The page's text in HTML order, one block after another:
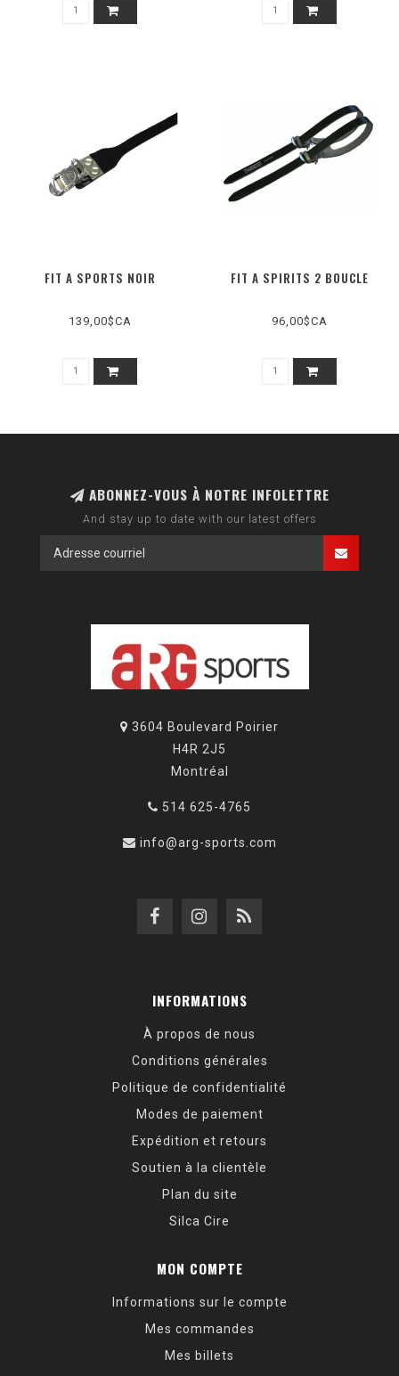
FIT A SPORTS NOIR
139,00$CA
FIT A SPIRITS 2 BOUCLE
96,00$CA
ABONNEZ-VOUS À NOTRE INFOLETTRE
And stay up to date with our latest offers
3604 Boulevard Poirier
H4R 2J5
Montréal
514 625-4765
info@arg-sports.com
INFORMATIONS
À propos de nous
Conditions générales
Politique de confidentialité
Modes de paiement
Expédition et retours
Soutien à la clientèle
Plan du site
Silca Cire
MON COMPTE
Informations sur le compte
Mes commandes
Mes billets